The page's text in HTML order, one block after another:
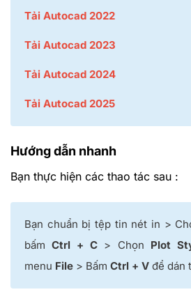
Tải Autocad 2022
Tải Autocad 2023
Tải Autocad 2024
Tải Autocad 2025
Hướng dẫn nhanh
Bạn thực hiện các thao tác sau :
Bạn chuẩn bị tệp tin nét in >
bấmCtrl + C > Chọn Plot
menu File > Bấm Ctrl + V để dán